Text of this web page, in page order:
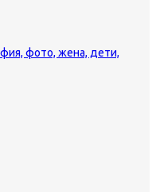
фото, жена, дети,